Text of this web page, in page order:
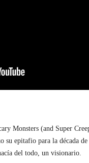
Monsters (and Super
epitafio para la década
del todo, un visionario.